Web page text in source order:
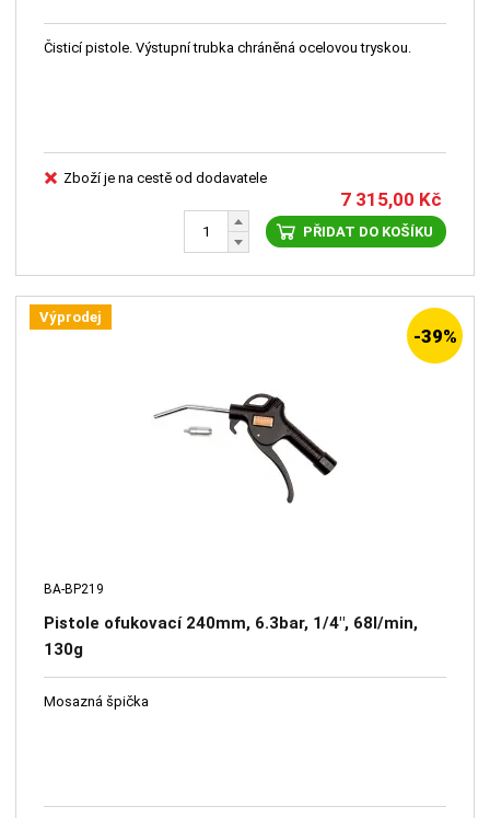
Čisticí pistole. Výstupní trubka chráněná ocelovou tryskou.
Zboží je na cestě od dodavatele
7 315,00 Kč
PŘIDAT DO KOŠÍKU
Výprodej
-39%
BA-BP219
Pistole ofukovací 240mm, 6.3bar, 1/4", 68l/min,
130g
Mosazná špička